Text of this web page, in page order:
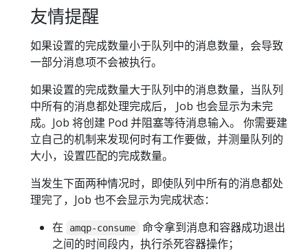
友情提醒
如果设置的完成数量小于队列中的消息数量，会导致
一部分消息项不会被执行。
如果设置的完成数量大于队列中的消息数量，当队列
中所有的消息都处理完成后， Job 也会显示为未完
成。Job 将创建 Pod 并阻塞等待消息输入。 你需要建
立自己的机制来发现何时有工作要做，并测量队列的
大小，设置匹配的完成数量。
当发生下面两种情况时，即使队列中所有的消息都处
理完了，Job 也不会显示为完成状态：
在
amqp-consume
命令拿到消息和容器成功退出
之间的时间段内，执行杀死容器操作；